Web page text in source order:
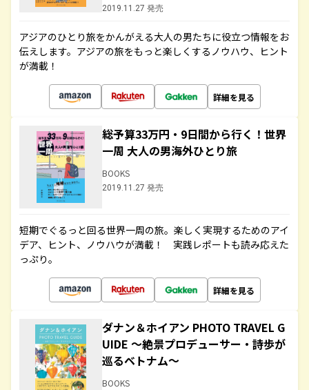
2019.11.27 発売
アジアのひとり旅をかんがえる大人の男たちに役立つ情報をお
伝えします。アジアの旅をもっと楽しくするノウハウ、ヒント
が満載！
詳細を見る
総予算33万円・9日間から行く！世界
一周 大人の男海外ひとり旅
BOOKS
2019.11.27 発売
短期でぐるっと回る世界一周の旅。楽しく実現するためのアイ
デア、ヒント、ノウハウが満載！ 実践レポートも読み応えた
っぷり。
詳細を見る
ダナン＆ホイアン PHOTO TRAVEL G
UIDE ～絶景プロデューサー・詩歩が
巡るベトナム～
BOOKS